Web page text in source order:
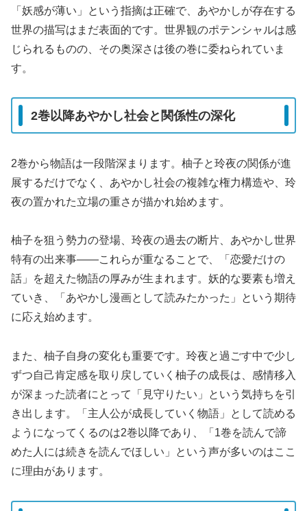
「妖感が薄い」という指摘は正確で、あやかしが存在する
世界の描写はまだ表面的です。世界観のポテンシャルは感
じられるものの、その奥深さは後の巻に委ねられていま
す。
2巻以降あやかし社会と関係性の深化
2巻から物語は一段階深まります。柚子と玲夜の関係が進
展するだけでなく、あやかし社会の複雑な権力構造や、玲
夜の置かれた立場の重さが描かれ始めます。
柚子を狙う勢力の登場、玲夜の過去の断片、あやかし世界
特有の出来事——これらが重なることで、「恋愛だけの
話」を超えた物語の厚みが生まれます。妖的な要素も増え
ていき、「あやかし漫画として読みたかった」という期待
に応え始めます。
また、柚子自身の変化も重要です。玲夜と過ごす中で少し
ずつ自己肯定感を取り戻していく柚子の成長は、感情移入
が深まった読者にとって「見守りたい」という気持ちを引
き出します。「主人公が成長していく物語」として読める
ようになってくるのは2巻以降であり、「1巻を読んで諦
めた人には続きを読んでほしい」という声が多いのはここ
に理由があります。